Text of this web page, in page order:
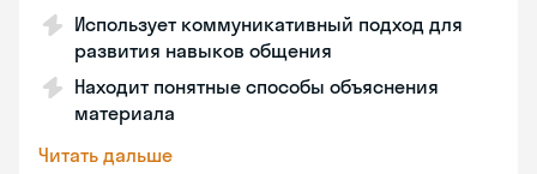
Использует коммуникативный подход для
развития навыков общения
Находит понятные способы объяснения
материала
Читать дальше